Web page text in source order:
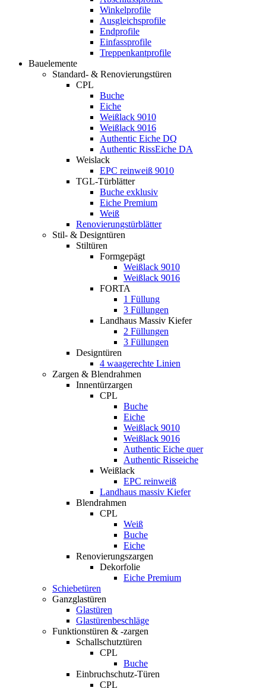
Winkelprofile
Ausgleichsprofile
Endprofile
Einfassprofile
Treppenkantprofile
Bauelemente
Standard- & Renovierungstüren
CPL
Buche
Eiche
Weißlack 9010
Weißlack 9016
Authentic Eiche DQ
Authentic RissEiche DA
Weislack
EPC reinweiß 9010
TGL-Türblätter
Buche exklusiv
Eiche Premium
Weiß
Renovierungstürblätter
Stil- & Designtüren
Stiltüren
Formgepägt
Weißlack 9010
Weißlack 9016
FORTA
1 Füllung
3 Füllungen
Landhaus Massiv Kiefer
2 Füllungen
3 Füllungen
Designtüren
4 waagerechte Linien
Zargen & Blendrahmen
Innentürzargen
CPL
Buche
Eiche
Weißlack 9010
Weißlack 9016
Authentic Eiche quer
Authentic Risseiche
Weißlack
EPC reinweiß
Landhaus massiv Kiefer
Blendrahmen
CPL
Weiß
Buche
Eiche
Renovierungszargen
Dekorfolie
Eiche Premium
Schiebetüren
Ganzglastüren
Glastüren
Glastürenbeschläge
Funktionstüren & -zargen
Schallschutztüren
CPL
Buche
Einbruchschutz-Türen
CPL